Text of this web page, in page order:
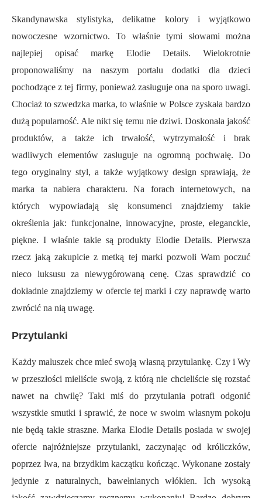
Skandynawska stylistyka, delikatne kolory i wyjątkowo
nowoczesne wzornictwo. To właśnie tymi słowami można
najlepiej opisać markę Elodie Details. Wielokrotnie
proponowaliśmy na naszym portalu dodatki dla dzieci
pochodzące z tej firmy, ponieważ zasługuje ona na sporo uwagi.
Chociaż to szwedzka marka, to właśnie w Polsce zyskała bardzo
dużą popularność. Ale nikt się temu nie dziwi. Doskonała jakość
produktów, a także ich trwałość, wytrzymałość i brak
wadliwych elementów zasługuje na ogromną pochwałę. Do
tego oryginalny styl, a także wyjątkowy design sprawiają, że
marka ta nabiera charakteru. Na forach internetowych, na
których wypowiadają się konsumenci znajdziemy takie
określenia jak: funkcjonalne, innowacyjne, proste, eleganckie,
piękne. I właśnie takie są produkty Elodie Details. Pierwsza
rzecz jaką zakupicie z metką tej marki pozwoli Wam poczuć
nieco luksusu za niewygórowaną cenę. Czas sprawdzić co
dokładnie znajdziemy w ofercie tej marki i czy naprawdę warto
zwrócić na nią uwagę.
Przytulanki
Każdy maluszek chce mieć swoją własną przytulankę. Czy i Wy
w przeszłości mieliście swoją, z którą nie chcieliście się rozstać
nawet na chwilę? Taki miś do przytulania potrafi odgonić
wszystkie smutki i sprawić, że noce w swoim własnym pokoju
nie będą takie straszne. Marka Elodie Details posiada w swojej
ofercie najróżniejsze przytulanki, zaczynając od króliczków,
poprzez lwa, na brzydkim kaczątku kończąc. Wykonane zostały
jedynie z naturalnych, bawełnianych włókien. Ich wysoką